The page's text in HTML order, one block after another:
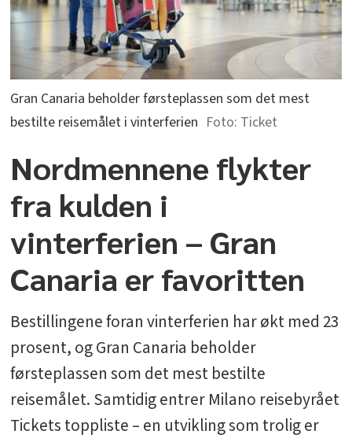
Gran Canaria beholder førsteplassen som det mest
bestilte reisemålet i vinterferien
Ticket
Nordmennene flykter
fra kulden i
vinterferien – Gran
Canaria er favoritten
Bestillingene foran vinterferien har økt med 23
prosent, og Gran Canaria beholder
førsteplassen som det mest bestilte
reisemålet. Samtidig entrer Milano reisebyrået
Tickets toppliste – en utvikling som trolig er